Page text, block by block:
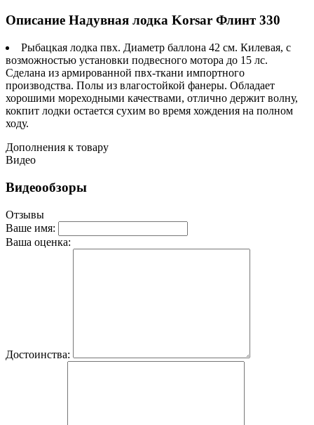
Описание Надувная лодка Korsar Флинт 330
Рыбацкая лодка пвх. Диаметр баллона 42 см. Килевая, с
возможностью установки подвесного мотора до 15 лс.
Сделана из армированной пвх-ткани импортного
производства. Полы из влагостойкой фанеры. Обладает
хорошими мореходными качествами, отлично держит волну,
кокпит лодки остается сухим во время хождения на полном
ходу.
Дополнения к товару
Видео
Видеообзоры
Отзывы
Ваше имя:
Ваша оценка:
Достоинства: